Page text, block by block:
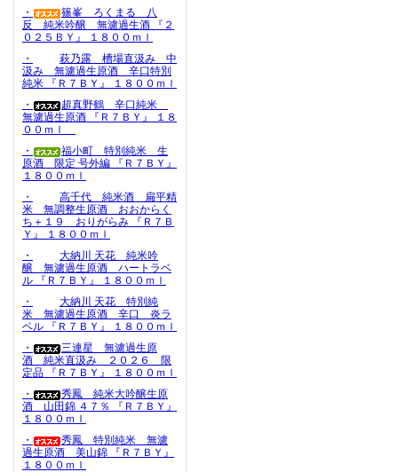
・
篠峯 ろくまる 八
反 純米吟醸 無濾過生酒 『２
０２５ＢＹ』 １８００ｍｌ
・
萩乃露 槽場直汲み 中
汲み 無濾過生原酒 辛口特別
純米 『Ｒ７ＢＹ』 １８００ｍｌ
・
超真野鶴 辛口純米
無濾過生原酒 『Ｒ７ＢＹ』 １８
００ｍｌ
・
福小町 特別純米 生
原酒 限定 号外編 『Ｒ７ＢＹ』
１８００ｍｌ
・
高千代 純米酒 扁平精
米 無調整生原酒 おおからく
ち＋１９ おりがらみ 『Ｒ７Ｂ
Ｙ』 １８００ｍｌ
・
大納川 天花 純米吟
醸 無濾過生原酒 ハートラベ
ル 『Ｒ７ＢＹ』 １８００ｍｌ
・
大納川 天花 特別純
米 無濾過生原酒 辛口 炎ラ
ベル 『Ｒ７ＢＹ』 １８００ｍｌ
・
三連星 無濾過生原
酒 純米直汲み ２０２６ 限
定品 『Ｒ７ＢＹ』 １８００ｍｌ
・
秀鳳 純米大吟醸生原
酒 山田錦 ４７％ 『Ｒ７ＢＹ』
１８００ｍｌ
・
秀鳳 特別純米 無濾
過生原酒 美山錦 『Ｒ７ＢＹ』
１８００ｍｌ